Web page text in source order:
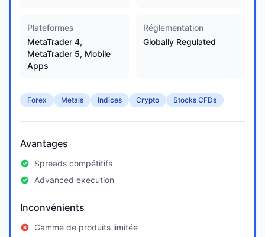
Plateformes
MetaTrader 4,
MetaTrader 5, Mobile
Apps
Réglementation
Globally Regulated
Forex Metals Indices Crypto Stocks CFDs
Avantages
Spreads compétitifs
Advanced execution
Inconvénients
Gamme de produits limitée